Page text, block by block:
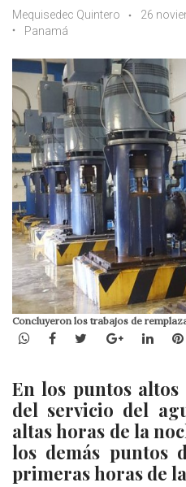
Mequisedec Quintero 26
Panamá
Concluyeron los trabajos de
WhatsApp
Facebook
TwitterGoogle+
En los puntos
del servicio del
altas horas de la
los demás puntos
primeras horas de